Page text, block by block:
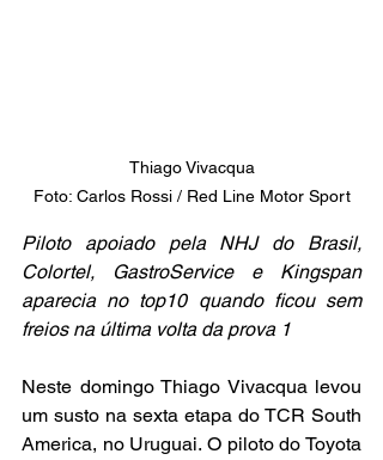
Thiago Vivacqua
Foto: Carlos Rossi / Red Line Motor Sport
Piloto apoiado pela NHJ do Brasil,
Colortel, GastroService e Kingspan
aparecia no top10 quando ficou sem
freios na última volta da prova 1
Neste domingo Thiago Vivacqua levou
um susto na sexta etapa do TCR South
America, no Uruguai. O piloto do Toyota